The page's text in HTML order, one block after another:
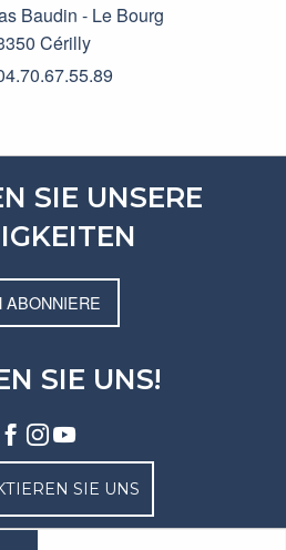
Baudin - Le Bourg
Cérilly
SIE UNSERE
ABONNIERE
SIE UNS!
SIE UNS